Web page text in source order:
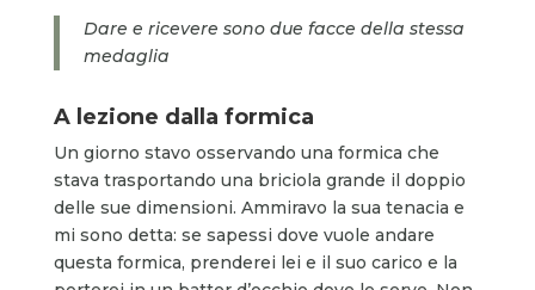
Dare e ricevere sono due facce della stessa
medaglia
A lezione dalla formica
Un giorno stavo osservando una formica che
stava trasportando una briciola grande il doppio
delle sue dimensioni. Ammiravo la sua tenacia e
mi sono detta: se sapessi dove vuole andare
questa formica, prenderei lei e il suo carico e la